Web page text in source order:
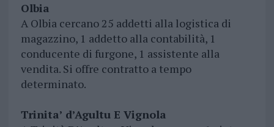
Olbia
A Olbia cercano 25 addetti alla logistica di
magazzino, 1 addetto alla contabilità, 1
conducente di furgone, 1 assistente alla
vendita. Si offre contratto a tempo
determinato.
Trinita’ d’Agultu E Vignola